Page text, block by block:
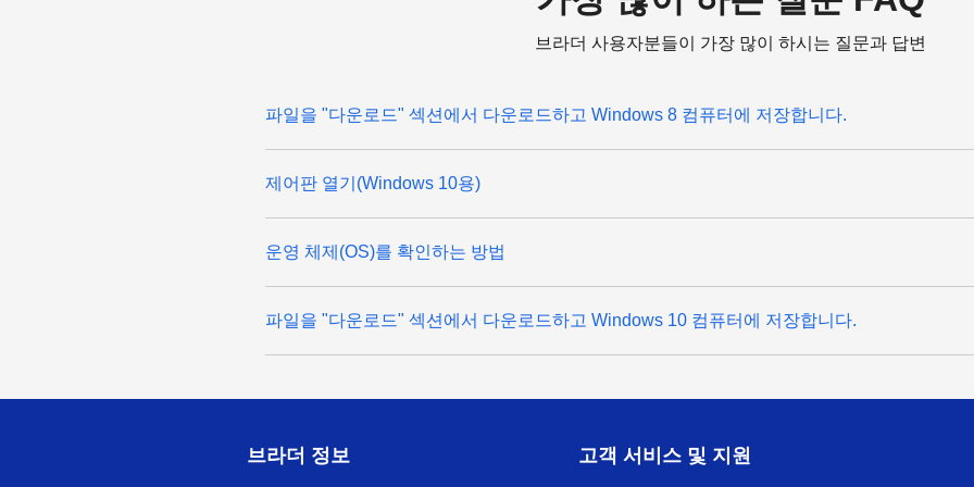
브라더 사용자분들이 가장 많이 하시는 질문과 답변
파일을 "다운로드" 섹션에서 다운로드하고 Windows 8 컴퓨터에 저장합니다.
제어판 열기(Windows 10용)
운영 체제(OS)를 확인하는 방법
파일을 "다운로드" 섹션에서 다운로드하고 Windows 10 컴퓨터에 저장합니다.
브라더 정보 고객 서비스 및 지원